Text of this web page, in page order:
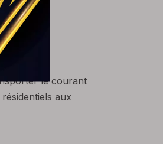
le courant
aux